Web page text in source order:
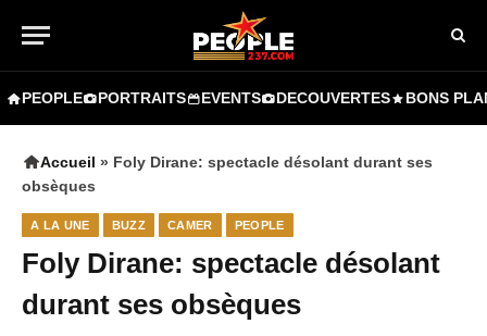
PEOPLE PORTRAITS EVENTS DECOUVERTES BONS
Accueil » Foly Dirane: spectacle désolant durant ses
obsèques
A LA UNE BUZZ CAMER PEOPLE
Foly Dirane: spectacle désolant
durant ses obsèques